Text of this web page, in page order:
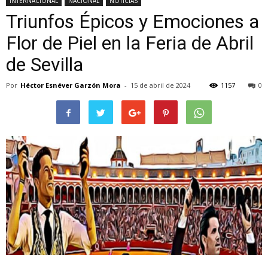
Triunfos Épicos y Emociones a
Flor de Piel en la Feria de Abril
de Sevilla
Por Héctor Esnéver Garzón Mora - 15 de abril de 2024 0
1157